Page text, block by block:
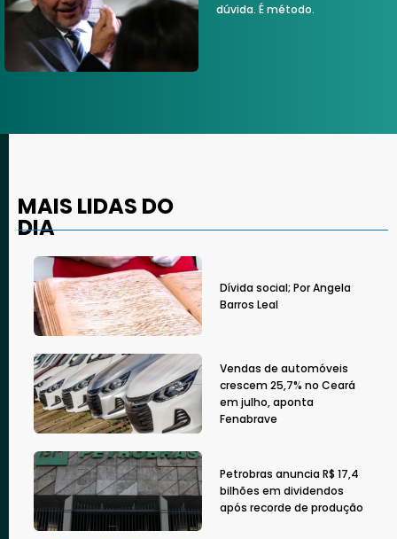
dúvida. É método.
MAIS LIDAS DO
DIA
Dívida social; Por Angela
Barros Leal
Vendas de automóveis
crescem 25,7% no Ceará
em julho, aponta
Fenabrave
Petrobras anuncia R$ 17,4
bilhões em dividendos
após recorde de produção